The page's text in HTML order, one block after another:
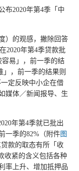
布2020年第4季「中
）的观感，撇除回答
2020年第4季贷款批
易」，前一季的结
」，前一季的结果则
定反映中小企在借
媒体／新闻报导、生
年第4季就已批出
一季的82%（附件图
款的取态有所「收
收紧的含义包括各种
率上升、增加抵押品